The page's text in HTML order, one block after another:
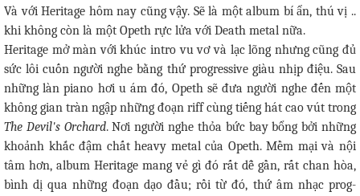
Và với Heritage hôm nay cũng vậy. Sẽ là một album bí ẩn, thú vị ..
khi không còn là một Opeth rực lửa với Death metal nữa.
Heritage mở màn với khúc intro vu vơ và lạc lõng nhưng cũng đủ
sức lôi cuốn người nghe bằng thứ progressive giàu nhịp điệu. Sau
những làn piano hơi u ám đó, Opeth sẽ đưa người nghe đến một
không gian tràn ngập những đoạn riff cùng tiếng hát cao vút trong
The Devil's Orchard. Nơi người nghe thỏa bức bay bổng bởi những
khoảnh khắc đậm chất heavy metal của Opeth. Mềm mại và nội
tâm hơn, album Heritage mang vẻ gì đó rất dễ gần, rất chan hòa,
bình dị qua những đoạn dạo đầu; rồi từ đó, thứ âm nhạc prog-